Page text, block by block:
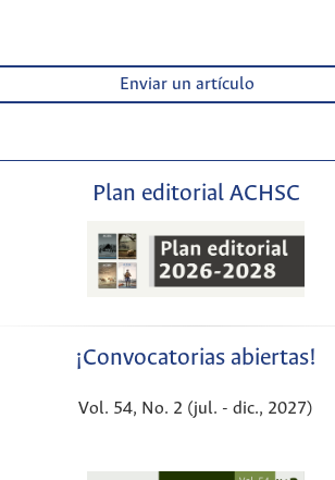
Enviar un artículo
Plan editorial ACHSC
¡Convocatorias abiertas!
Vol. 54, No. 2 (jul. - dic., 2027)